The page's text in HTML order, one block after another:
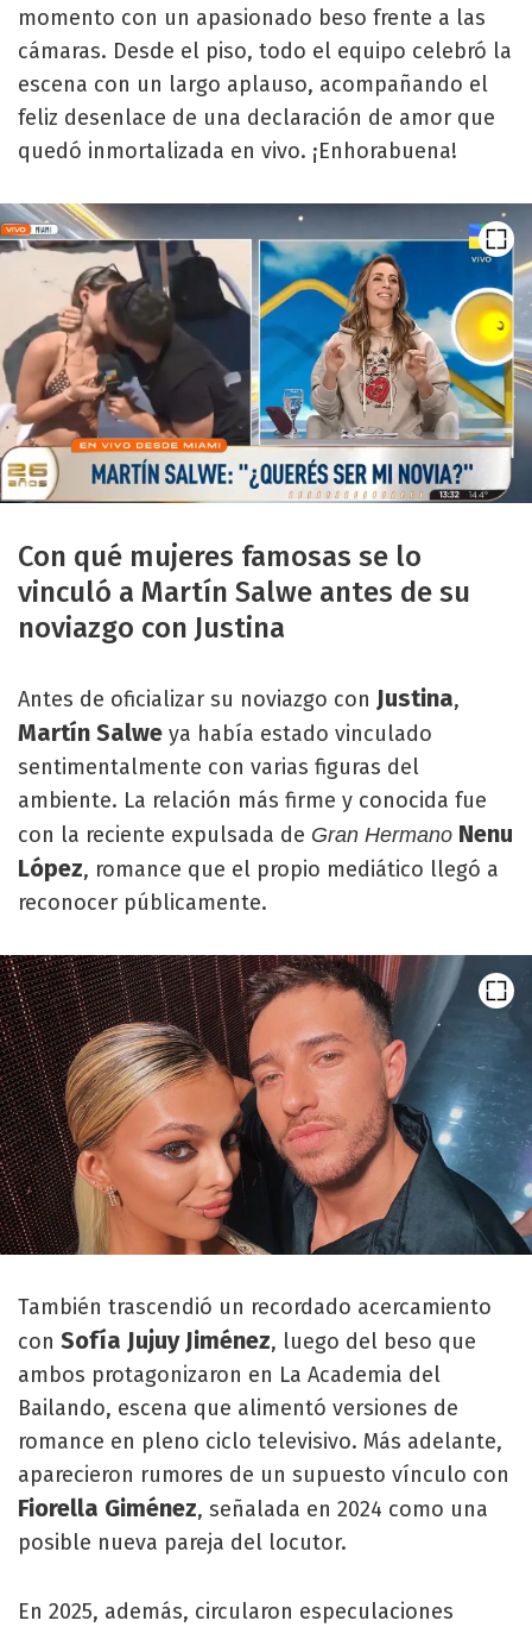
momento con un apasionado beso frente a las
cámaras. Desde el piso, todo el equipo celebró la
escena con un largo aplauso, acompañando el
feliz desenlace de una declaración de amor que
quedó inmortalizada en vivo. ¡Enhorabuena!
Con qué mujeres famosas se lo
vinculó a Martín Salwe antes de su
noviazgo con Justina
Antes de oficializar su noviazgo con Justina,
Martín Salwe ya había estado vinculado
sentimentalmente con varias figuras del
ambiente. La relación más firme y conocida fue
con la reciente expulsada de Gran Hermano Nenu
López, romance que el propio mediático llegó a
reconocer públicamente.
También trascendió un recordado acercamiento
con Sofía Jujuy Jiménez, luego del beso que
ambos protagonizaron en La Academia del
Bailando, escena que alimentó versiones de
romance en pleno ciclo televisivo. Más adelante,
aparecieron rumores de un supuesto vínculo con
Fiorella Giménez, señalada en 2024 como una
posible nueva pareja del locutor.
En 2025, además, circularon especulaciones